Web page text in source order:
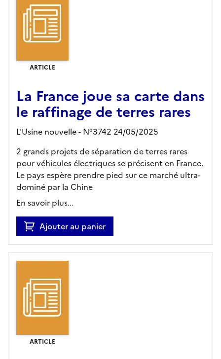
ARTICLE
La France joue sa carte dans
le raffinage de terres rares
L'Usine nouvelle - N°3742 24/05/2025
2 grands projets de séparation de terres rares
pour véhicules électriques se précisent en France.
Le pays espère prendre pied sur ce marché ultra-
dominé par la Chine
En savoir plus...
Ajouter au panier
ARTICLE